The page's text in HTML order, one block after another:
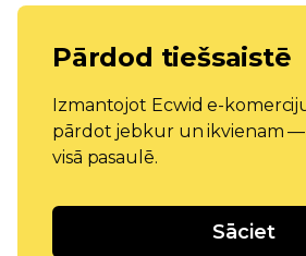
Pārdod tiešsaistē
Izmantojot Ecwid e-
pārdot jebkur un ikvienam
visā pasaulē.
Sāciet